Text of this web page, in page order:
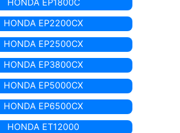
HONDA EP1800C
HONDA EP2200CX
HONDA EP2500CX
HONDA EP3800CX
HONDA EP5000CX
HONDA EP6500CX
HONDA ET12000